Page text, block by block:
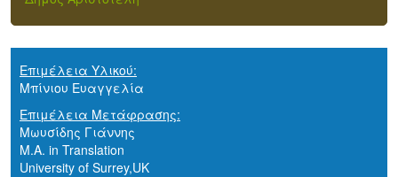
Επιμέλεια Υλικού:
Μπίνιου Ευαγγελία
Επιμέλεια Μετάφρασης:
Μωυσίδης Γιάννης
M.A. in Translation
University of Surrey,UK